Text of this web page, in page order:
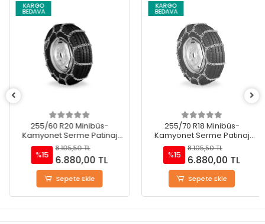
KARGO
BEDAVA
255/60 R20 Minibüs-
Kamyonet Serme Patinaj
Zinciri - M220
%15
8.105,50 TL
6.880,00 TL
Sepete Ekle
KARGO
BEDAVA
255/70 R18 Minibüs-
Kamyonet Serme Patinaj
Zinciri - M220
%15
8.105,50 TL
6.880,00 TL
Sepete Ekle